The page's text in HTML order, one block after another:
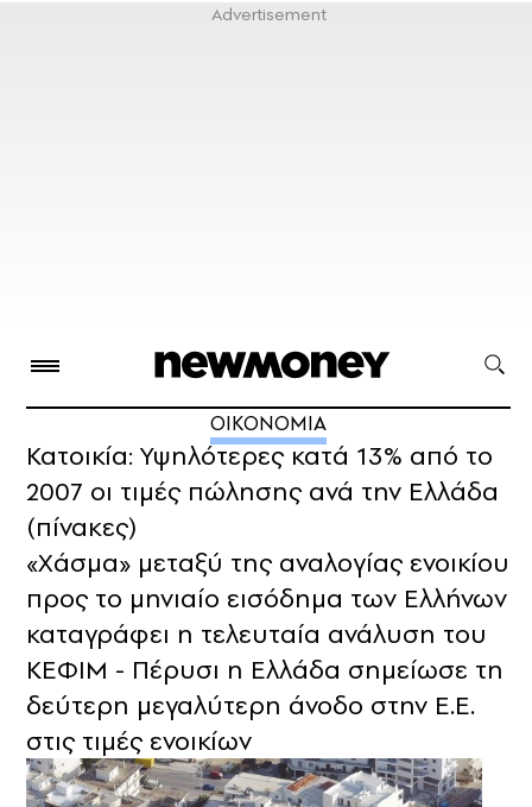
ΟΙΚΟΝΟΜΙΑ
Κατοικία: Υψηλότερες κατά 13% από το
2007 οι τιμές πώλησης ανά την Ελλάδα
(πίνακες)
«Χάσμα» μεταξύ της αναλογίας ενοικίου
προς το μηνιαίο εισόδημα των Ελλήνων
καταγράφει η τελευταία ανάλυση του
ΚΕΦΙΜ - Πέρυσι η Ελλάδα σημείωσε τη
δεύτερη μεγαλύτερη άνοδο στην Ε.Ε.
στις τιμές ενοικίων